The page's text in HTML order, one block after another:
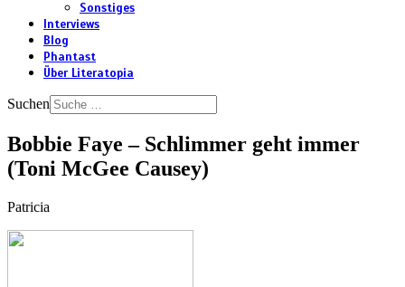
Sonstiges
Interviews
Blog
Phantast
Über Literatopia
Suchen
Bobbie Faye – Schlimmer geht immer
(Toni McGee Causey)
Patricia